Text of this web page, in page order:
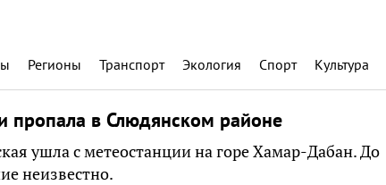
Регионы Транспорт Экология Спорт Культура
пропала в Слюдянском районе
ушла с метеостанции на горе Хамар-Дабан. До
неизвестно.